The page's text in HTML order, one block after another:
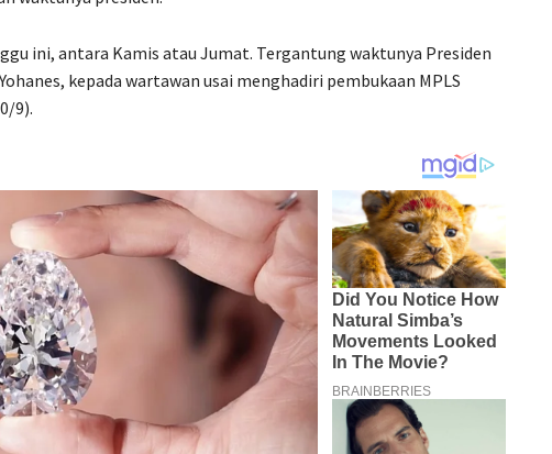
ini, antara Kamis atau Jumat. Tergantung waktunya Presiden
kepada wartawan usai menghadiri pembukaan MPLS
9).